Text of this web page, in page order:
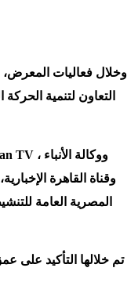
وخلال فعاليات
التعاون لتنمية
المصرية العامة
تم خلالها التأكيد على